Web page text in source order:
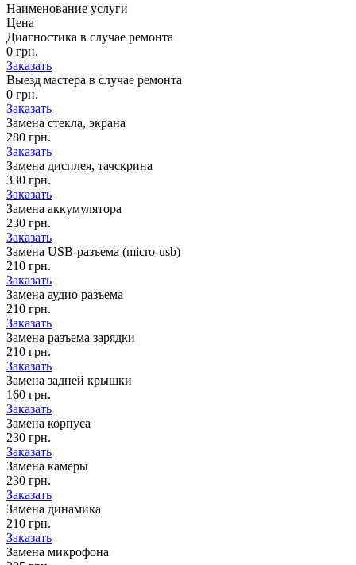
Наименование услуги
Цена
Диагностика в случае ремонта
0 грн.
Заказать
Выезд мастера в случае ремонта
0 грн.
Заказать
Замена стекла, экрана
280 грн.
Заказать
Замена дисплея, тачскрина
330 грн.
Заказать
Замена аккумулятора
230 грн.
Заказать
Замена USB-разъема (micro-usb)
210 грн.
Заказать
Замена аудио разъема
210 грн.
Заказать
Замена разъема зарядки
210 грн.
Заказать
Замена задней крышки
160 грн.
Заказать
Замена корпуса
230 грн.
Заказать
Замена камеры
230 грн.
Заказать
Замена динамика
210 грн.
Заказать
Замена микрофона